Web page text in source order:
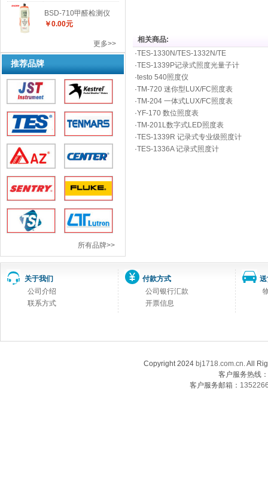
BSD-710甲醛检测仪
￥0.00元
更多>>
推荐品牌
所有品牌>>
相关商品:
·TES-1330N/TES-1332N/TE
·TES-1339P记录式照度光量子计
·testo 540照度仪
·TM-720 迷你型LUX/FC照度表
·TM-204 一体式LUX/FC照度表
·YF-170 数位照度表
·TM-201L数字式LED照度表
·TES-1339R 记录式专业级照度计
·TES-1336A 记录式照度计
关于我们
公司介绍
联系方式
付款方式
公司银行汇款
开票信息
Copyright 2024 bj1718.com.cn. All
客户服务热线
客户服务邮箱：